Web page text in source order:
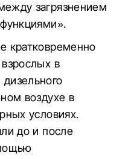
загрязнением
кратковременно
в
воздухе в
условиях.
до и после